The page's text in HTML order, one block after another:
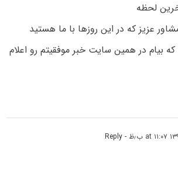
لحظه
عزیز که در این روزها با ما هستید
بیام در همین سایت خبر موفقیتم رو اعلام
- Reply